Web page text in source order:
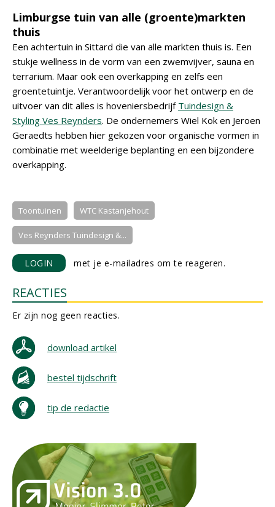
Limburgse tuin van alle (groente)markten
thuis
Een achtertuin in Sittard die van alle markten thuis is. Een
stukje wellness in de vorm van een zwemvijver, sauna en
terrarium. Maar ook een overkapping en zelfs een
groentetuintje. Verantwoordelijk voor het ontwerp en de
uitvoer van dit alles is hoveniersbedrijf Tuindesign &
Styling Ves Reynders. De ondernemers Wiel Kok en Jeroen
Geraedts hebben hier gekozen voor organische vormen in
combinatie met weelderige beplanting en een bijzondere
overkapping.
Toontuinen WTC Kastanjehout
Ves Reynders Tuindesign &...
LOGIN met je e-mailadres om te reageren.
REACTIES
Er zijn nog geen reacties.
download artikel
bestel tijdschrift
tip de redactie